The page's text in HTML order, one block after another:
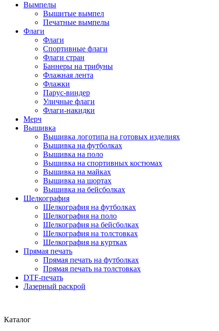
Вымпелы
Вышитые вымпел
Печатные вымпелы
Флаги
Флаги
Спортивные флаги
Флаги стран
Баннеры на трибуны
Флажная лента
Флажки
Парус-виндер
Уличные флаги
Флаги-накидки
Мерч
Вышивка
Вышивка логотипа на готовых изделиях
Вышивка на футболках
Вышивка на поло
Вышивка на спортивных костюмах
Вышивка на майках
Вышивка на шортах
Вышивка на бейсболках
Шелкография
Шелкография на футболках
Шелкография на поло
Шелкография на бейсболках
Шелкография на толстовках
Шелкография на куртках
Прямая печать
Прямая печать на футболках
Прямая печать на толстовках
DTF-печать
Лазерный раскрой
Каталог